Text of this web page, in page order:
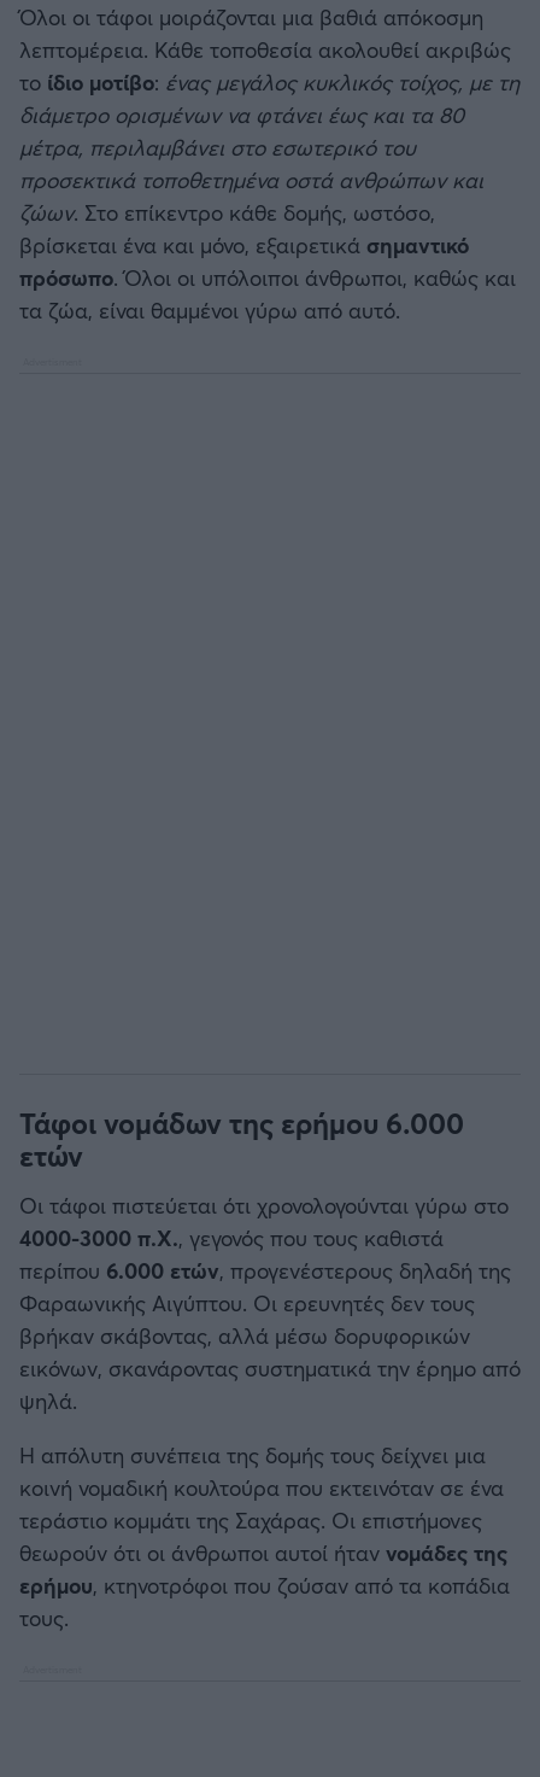
Μάντσεστερ Σίτι
Λίβερπουλ
Τσέλσι
Άρσεναλ
Γιουβέντους
Όλοι οι τάφοι μοιράζονται μια βαθιά απόκοσμη
λεπτομέρεια. Κάθε τοποθεσία ακολουθεί ακριβώς
το ίδιο μοτίβο: ένας μεγάλος κυκλικός τοίχος, με τη
διάμετρο ορισμένων να φτάνει έως και τα 80
μέτρα, περιλαμβάνει στο εσωτερικό του
προσεκτικά τοποθετημένα οστά ανθρώπων και
ζώων. Στο επίκεντρο κάθε δομής, ωστόσο,
βρίσκεται ένα και μόνο, εξαιρετικά σημαντικό
πρόσωπο. Όλοι οι υπόλοιποι άνθρωποι, καθώς και
τα ζώα, είναι θαμμένοι γύρω από αυτό.
Τάφοι νομάδων της ερήμου 6.000
ετών
Οι τάφοι πιστεύεται ότι χρονολογούνται γύρω στο
4000-3000 π.Χ., γεγονός που τους καθιστά
περίπου 6.000 ετών, προγενέστερους δηλαδή της
Φαραωνικής Αιγύπτου. Οι ερευνητές δεν τους
βρήκαν σκάβοντας, αλλά μέσω δορυφορικών
εικόνων, σκανάροντας συστηματικά την έρημο από
ψηλά.
Η απόλυτη συνέπεια της δομής τους δείχνει μια
κοινή νομαδική κουλτούρα που εκτεινόταν σε ένα
τεράστιο κομμάτι της Σαχάρας. Οι επιστήμονες
θεωρούν ότι οι άνθρωποι αυτοί ήταν νομάδες της
ερήμου, κτηνοτρόφοι που ζούσαν από τα κοπάδια
τους.